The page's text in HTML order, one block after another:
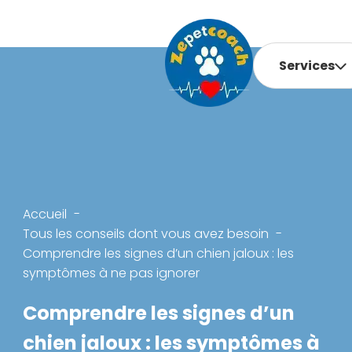
Services
Accueil
Tous les conseils dont vous avez besoin
Comprendre les signes d’un chien jaloux : les
symptômes à ne pas ignorer
Comprendre les signes d’un
chien jaloux : les symptômes à